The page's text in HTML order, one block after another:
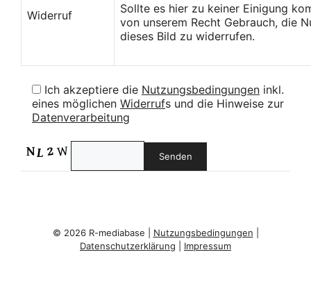
Widerruf
Sollte es hier zu keiner Einigung
von unserem Recht Gebrauch, die
dieses Bild zu widerrufen.
Ich akzeptiere die Nutzungsbedingungen inkl.
eines möglichen Widerrufs und die Hinweise zur
Datenverarbeitung
© 2026 R-mediabase | Nutzungsbedingungen
Datenschutzerklärung
Impressum